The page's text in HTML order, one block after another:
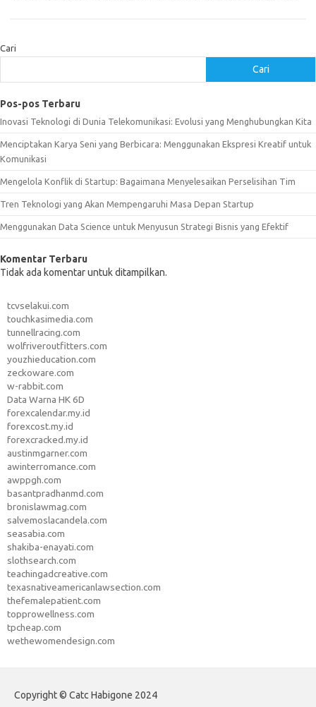
Cari
Cari
Pos-pos Terbaru
Inovasi Teknologi di Dunia Telekomunikasi: Evolusi yang Menghubungkan Kita
Menciptakan Karya Seni yang Berbicara: Menggunakan Ekspresi Kreatif untuk
Komunikasi
Mengelola Konflik di Startup: Bagaimana Menyelesaikan Perselisihan Tim
Tren Teknologi yang Akan Mempengaruhi Masa Depan Startup
Menggunakan Data Science untuk Menyusun Strategi Bisnis yang Efektif
Komentar Terbaru
Tidak ada komentar untuk ditampilkan.
tcvselakui.com
touchkasimedia.com
tunnellracing.com
wolfriveroutfitters.com
youzhieducation.com
zeckoware.com
w-rabbit.com
Data Warna HK 6D
forexcalendar.my.id
forexcost.my.id
forexcracked.my.id
austinmgarner.com
awinterromance.com
awppgh.com
basantpradhanmd.com
bronislawmag.com
salvemoslacandela.com
seasabia.com
shakiba-enayati.com
slothsearch.com
teachingadcreative.com
texasnativeamericanlawsection.com
thefemalepatient.com
topprowellness.com
tpcheap.com
wethewomendesign.com
Copyright © Catc Habigone 2024